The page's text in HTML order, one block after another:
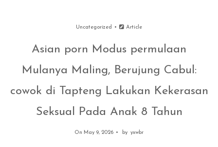
Uncategorized Article
Asian porn Modus permulaan
Mulanya Maling, Berujung Cabul:
cowok di Tapteng Lakukan Kekerasan
Seksual Pada Anak 8 Tahun
On May 9, 2026 by yxwbr